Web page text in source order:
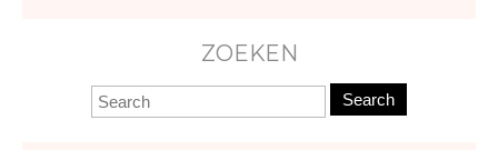
ZOEKEN
Search